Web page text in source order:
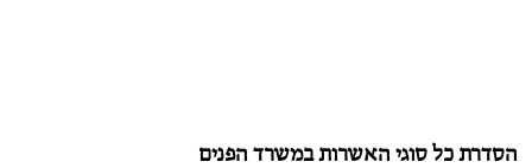
הסדרת כל סוגי האשרות במשרד הפנים